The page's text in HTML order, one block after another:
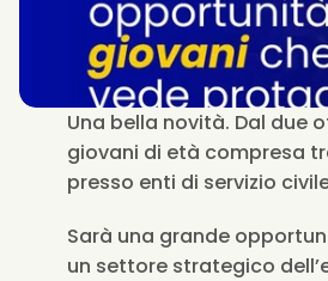
Una bella novità. Dal due
giovani di età compresa
presso enti di servizio
Sarà una grande
un settore strategico